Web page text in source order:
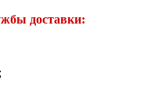
доставки: